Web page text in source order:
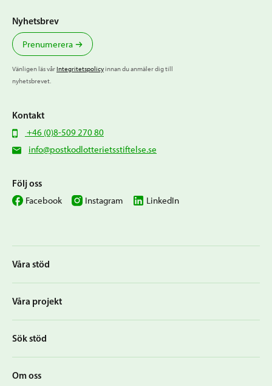
Våra stöd
Våra projekt
Sök stöd
Om oss
Nyhetsbrev
Prenumerera
Vänligen läs vårIntegritetspolicyinnan du anmäler dig till
nyhetsbrevet.
Kontakt
+46 (0)8-509 270 80
info@postkodlotterietsstiftelse.se
Följ oss
Facebook Instagram LinkedIn